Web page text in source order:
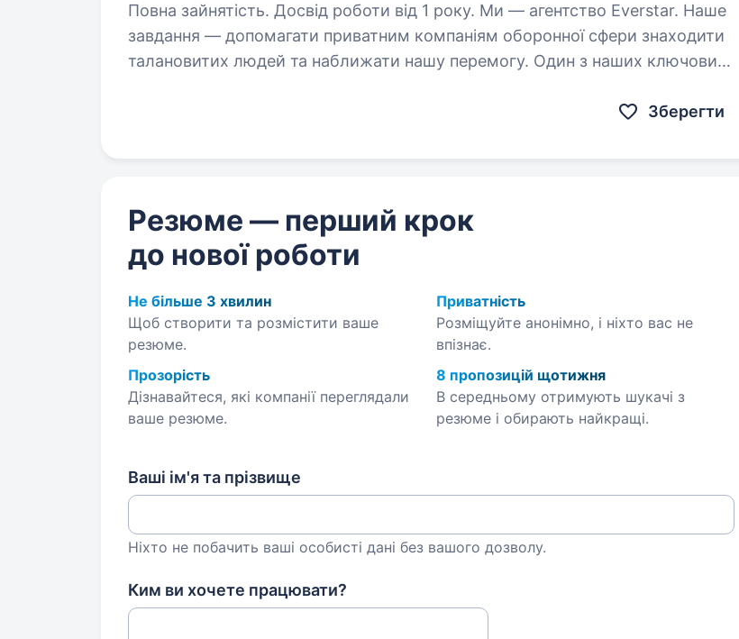
Повна зайнятість. Досвід роботи від 1 року. Ми — агентство Everstar. Наше
завдання — допомагати приватним компаніям оборонної сфери знаходити
талановитих людей та наближати нашу перемогу. Один з наших ключових
Зберегти
Резюме — перший крок
до нової роботи
Не більше 3 хвилин
Щоб створити та розмістити ваше
резюме.
Приватність
Розміщуйте анонімно, і ніхто вас не
впізнає.
Прозорість
Дізнавайтеся, які компанії переглядали
ваше резюме.
8 пропозицій щотижня
В середньому отримують шукачі з
резюме і обирають найкращі.
Ваші ім'я та прізвище
Ніхто не побачить ваші особисті дані без вашого дозволу.
Ким ви хочете працювати?